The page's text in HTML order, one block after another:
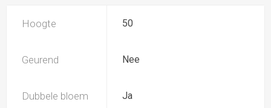
Hoogte 50
Geurend Nee
Dubbele bloem Ja